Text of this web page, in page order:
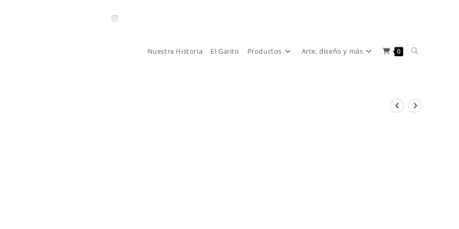
Nuestra Historia El Garito Productos Arte, diseño y más 0 Alternar